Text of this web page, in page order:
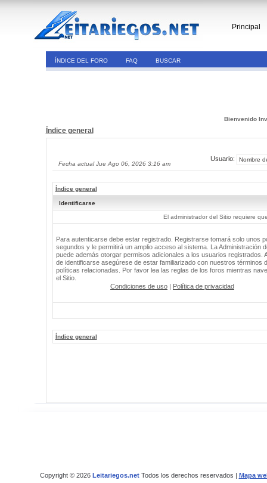
Principal
ÍNDICE DEL FORO FAQ BUSCAR
Bienvenido
Índice general
Fecha actual Jue Ago 06, 2026 3:16 am
Usuario:
Índice general
Identificarse
El administrador del Sitio requiere
Para autenticarse debe estar registrado. Registrarse tomará solo unos
segundos y le permitirá un amplio acceso al sistema. La Administración
puede además otorgar permisos adicionales a los usuarios registrados.
de identificarse asegúrese de estar familiarizado con nuestros términos
políticas relacionadas. Por favor lea las reglas de los foros mientras
el Sitio.
Condiciones de uso | Política de privacidad
Índice general
Copyright © 2026 Leitariegos.netTodos los derechos reservados | Mapa